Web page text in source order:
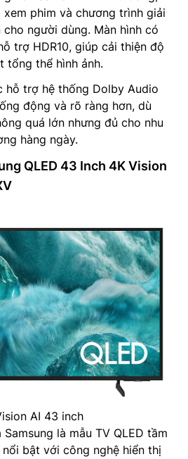
xem phim và chương trình giải
người dùng. Màn hình có
trợ HDR10, giúp cải thiện độ
tổng thể hình ảnh.
hỗ trợ hệ thống Dolby Audio
động và rõ ràng hơn, dù
quá lớn nhưng đủ cho nhu
hàng ngày.
QLED 43 Inch 4K Vision
AI 43 inch
Samsung là mẫu TV QLED tầm
bật với công nghệ hiển thị